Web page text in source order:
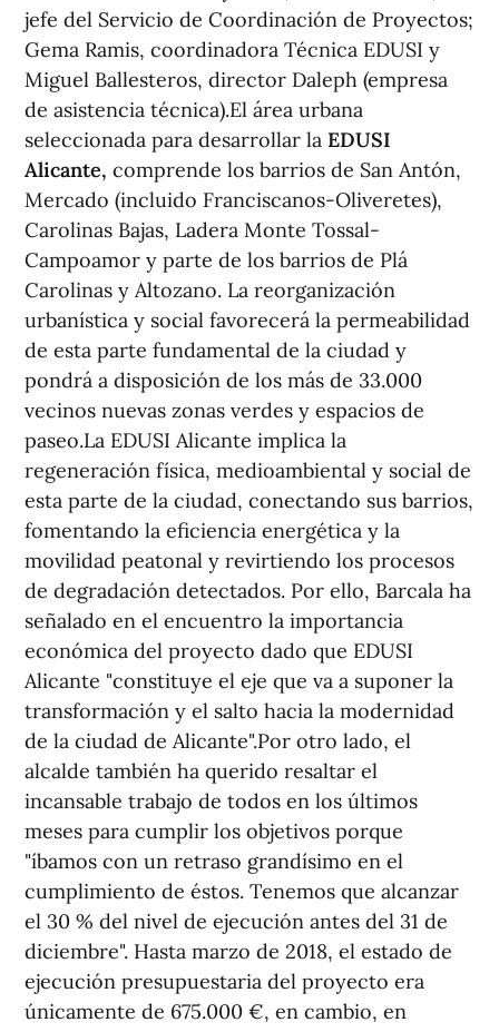
jefe del Servicio de Coordinación de Proyectos;
Gema Ramis, coordinadora Técnica EDUSI y
Miguel Ballesteros, director Daleph (empresa
de asistencia técnica).El área urbana
seleccionada para desarrollar la EDUSI
Alicante, comprende los barrios de San Antón,
Mercado (incluido Franciscanos-Oliveretes),
Carolinas Bajas, Ladera Monte Tossal-
Campoamor y parte de los barrios de Plá
Carolinas y Altozano. La reorganización
urbanística y social favorecerá la permeabilidad
de esta parte fundamental de la ciudad y
pondrá a disposición de los más de 33.000
vecinos nuevas zonas verdes y espacios de
paseo.La EDUSI Alicante implica la
regeneración física, medioambiental y social de
esta parte de la ciudad, conectando sus barrios,
fomentando la eficiencia energética y la
movilidad peatonal y revirtiendo los procesos
de degradación detectados. Por ello, Barcala ha
señalado en el encuentro la importancia
económica del proyecto dado que EDUSI
Alicante "constituye el eje que va a suponer la
transformación y el salto hacia la modernidad
de la ciudad de Alicante".Por otro lado, el
alcalde también ha querido resaltar el
incansable trabajo de todos en los últimos
meses para cumplir los objetivos porque
"íbamos con un retraso grandísimo en el
cumplimiento de éstos. Tenemos que alcanzar
el 30 % del nivel de ejecución antes del 31 de
diciembre". Hasta marzo de 2018, el estado de
ejecución presupuestaria del proyecto era
únicamente de 675.000 €, en cambio, en